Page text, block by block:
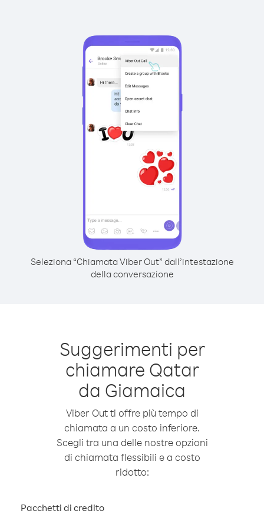
Seleziona “Chiamata Viber Out” dall’intestazione
della conversazione
Suggerimenti per
chiamare Qatar
da Giamaica
Viber Out ti offre più tempo di
chiamata a un costo inferiore.
Scegli tra una delle nostre opzioni
di chiamata flessibili e a costo
ridotto:
Pacchetti di credito